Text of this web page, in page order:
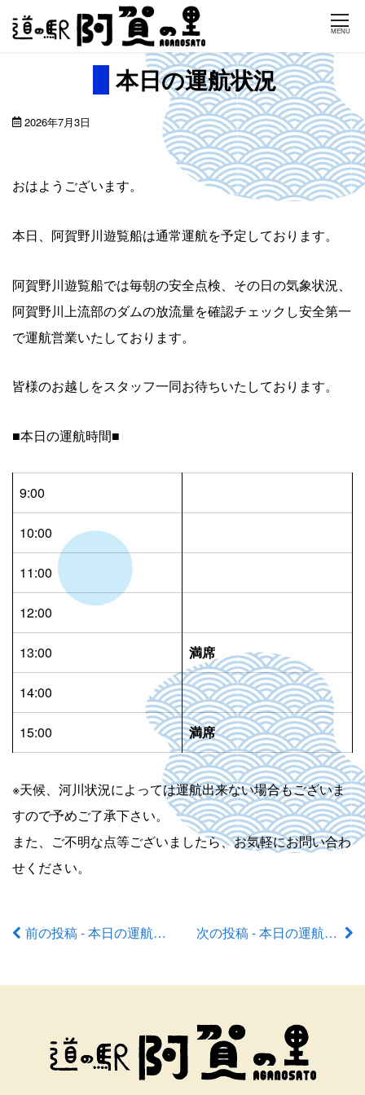
Skip
MENU
本日の運航状況
2026年7月3日
おはようございます。
本日、阿賀野川遊覧船は通常運航を予定しております。
阿賀野川遊覧船では毎朝の安全点検、その日の気象状況、
阿賀野川上流部のダムの放流量を確認チェックし安全第一
で運航営業いたしております。
皆様のお越しをスタッフ一同お待ちいたしております。
■本日の運航時間■
9:00
10:00
11:00
12:00
13:00 満席
14:00
15:00 満席
※天候、河川状況によっては運航出来ない場合もございま
すので予めご了承下さい。
また、ご不明な点等ございましたら、お気軽にお問い合わ
せください。
前前の投稿 - 本日の運航状況 次の投稿 - 本日の運航状況